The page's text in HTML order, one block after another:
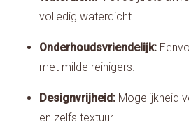
volledig waterdicht.
Onderhoudsvriendelijk:
met milde reinigers.
Designvrijheid:Mogelijkheid
en zelfs textuur.